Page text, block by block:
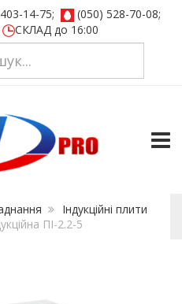
14-75;
(050) 528-70-08;
СКЛАД до 16:00
Iндукцiйнi плити
ПІ-2.2-5